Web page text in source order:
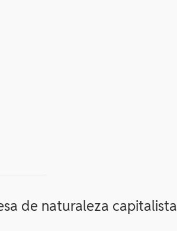
de naturaleza capitalista